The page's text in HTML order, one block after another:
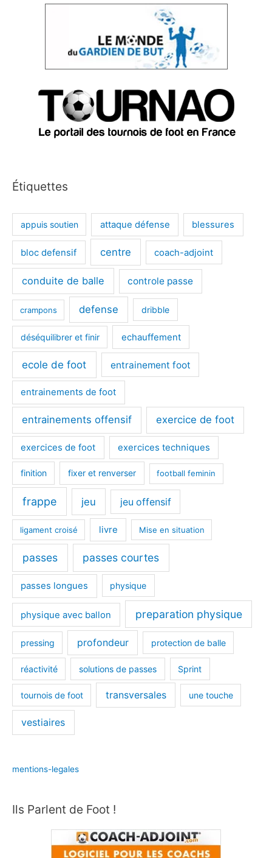
Étiquettes
appuis soutien attaque défense blessures
bloc defensif centre coach-adjoint
conduite de balle controle passe
crampons defense dribble
déséquilibrer et finir echauffement
ecole de foot entrainement foot
entrainements de foot
entrainements offensif exercice de foot
exercices de foot exercices techniques
finition fixer et renverser football feminin
frappe jeu jeu offensif
ligament croisé livre Mise en situation
passes passes courtes
passes longues physique
physique avec ballon preparation physique
pressing profondeur protection de balle
réactivité solutions de passes Sprint
tournois de foot transversales une touche
vestiaires
mentions-legales
Ils Parlent de Foot !